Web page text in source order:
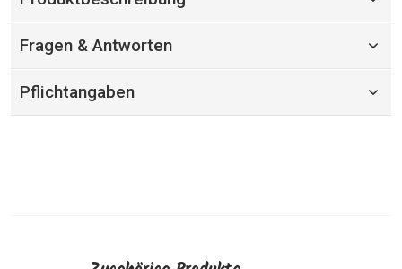
Fragen & Antworten
Pflichtangaben